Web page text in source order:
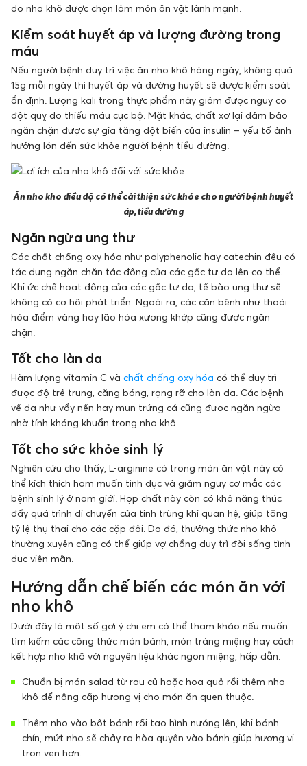
do nho khô được chọn làm món ăn vặt lành mạnh.
Kiểm soát huyết áp và lượng đường trong
máu
Nếu người bệnh duy trì việc ăn nho khô hàng ngày, không quá
15g mỗi ngày thì huyết áp và đường huyết sẽ được kiểm soát
ổn định. Lượng kali trong thực phẩm này giảm được nguy cơ
đột quỵ do thiếu máu cục bộ. Mặt khác, chất xơ lại đảm bảo
ngăn chặn được sự gia tăng đột biến của insulin – yếu tố ảnh
hưởng lớn đến sức khỏe người bệnh tiểu đường.
Ăn nho kho điều độ có thể cải thiện sức khỏe cho người bệnh huyết
áp, tiểu đường
Ngăn ngừa ung thư
Các chất chống oxy hóa như polyphenolic hay catechin đều có
tác dụng ngăn chặn tác động của các gốc tự do lên cơ thể.
Khi ức chế hoạt động của các gốc tự do, tế bào ung thư sẽ
không có cơ hội phát triển. Ngoài ra, các căn bệnh như thoái
hóa điểm vàng hay lão hóa xương khớp cũng được ngăn
chặn.
Tốt cho làn da
Hàm lượng vitamin C và chất chống oxy hóa có thể duy trì
được độ trẻ trung, căng bóng, rạng rỡ cho làn da. Các bệnh
về da như vẩy nến hay mụn trứng cá cũng được ngăn ngừa
nhờ tính kháng khuẩn trong nho khô.
Tốt cho sức khỏe sinh lý
Nghiên cứu cho thấy, L-arginine có trong món ăn vặt này có
thể kích thích ham muốn tình dục và giảm nguy cơ mắc các
bệnh sinh lý ở nam giới. Hợp chất này còn có khả năng thúc
đẩy quá trình di chuyển của tinh trùng khi quan hệ, giúp tăng
tỷ lệ thụ thai cho các cặp đôi. Do đó, thưởng thức nho khô
thường xuyên cũng có thể giúp vợ chồng duy trì đời sống tình
dục viên mãn.
Hướng dẫn chế biến các món ăn với
nho khô
Dưới đây là một số gợi ý chị em có thể tham khảo nếu muốn
tìm kiếm các công thức món bánh, món tráng miệng hay cách
kết hợp nho khô với nguyên liệu khác ngon miệng, hấp dẫn.
Chuẩn bị món salad từ rau củ hoặc hoa quả rồi thêm nho
khô để nâng cấp hương vị cho món ăn quen thuộc.
Thêm nho vào bột bánh rồi tạo hình nướng lên, khi bánh
chín, mứt nho sẽ chảy ra hòa quyện vào bánh giúp hương vị
trọn vẹn hơn.